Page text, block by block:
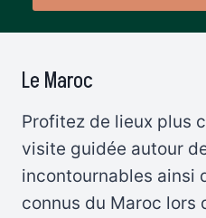
Le Maroc
Profitez de lieux plus
visite guidée autour
incontournables ainsi
connus du Maroc lors